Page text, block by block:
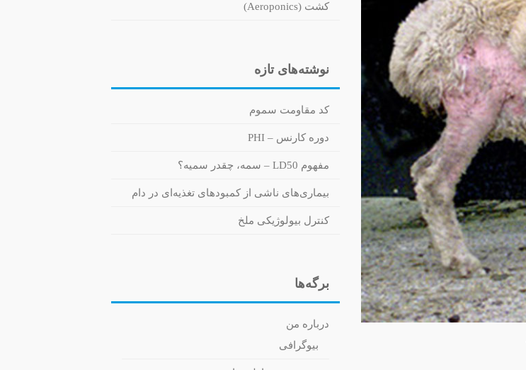
کشت (Aeroponics)
نوشته‌های تازه
کد مقاومت سموم
دوره کارنس – PHI
مفهوم LD50 – سمه، چقدر سمیه؟
بیماری‌های ناشی از کمبودهای تغذیه‌ای در دام
کنترل بیولوژیکی ملخ
برگه‌ها
درباره من
بیوگرافی